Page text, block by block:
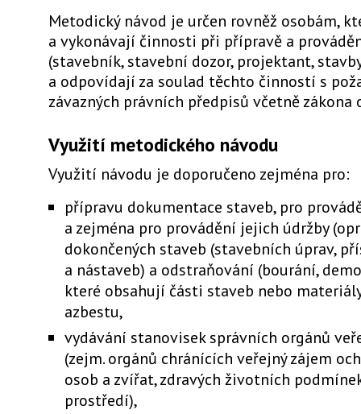
Metodický návod je určen rovněž osobám,
a vykonávají činnosti při přípravě a
(stavebník, stavební dozor, projektant,
a odpovídají za soulad těchto činností s
závazných právních předpisů včetně zákona
Využití metodického návodu
Využití návodu je doporučeno zejména pro:
přípravu dokumentace staveb, pro
a zejména pro provádění jejich údržby
dokončených staveb (stavebních úprav,
a nástaveb) a odstraňování (bourání,
které obsahují části staveb nebo
azbestu,
vydávání stanovisek správních orgánů
(zejm. orgánů chránících veřejný zájem
osob a zvířat, zdravých životních
prostředí),